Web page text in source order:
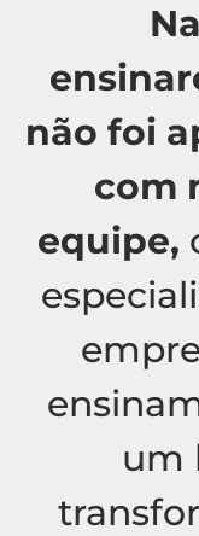
não foi
com
equipe,
um